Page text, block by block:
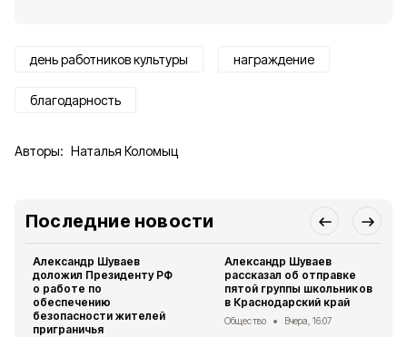
день работников культуры награждение
благодарность
Авторы: Наталья Коломыц
Последние новости
Александр Шуваев
доложил Президенту РФ
о работе по
обеспечению
безопасности жителей
приграничья
Александр Шуваев
рассказал об отправке
пятой группы школьников
в Краснодарский край
Общество Вчера, 16:07